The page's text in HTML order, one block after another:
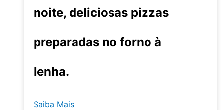
noite, deliciosas pizzas
preparadas no forno à
lenha.
Saiba Mais